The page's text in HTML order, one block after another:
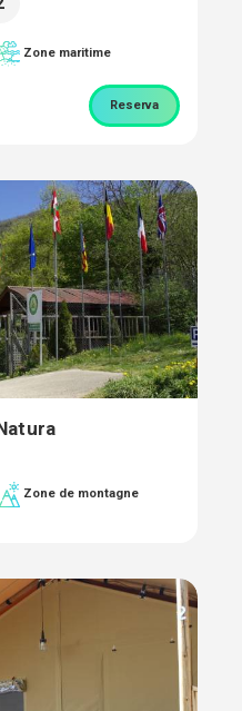
Zone maritime
Reserva
Zone de montagne